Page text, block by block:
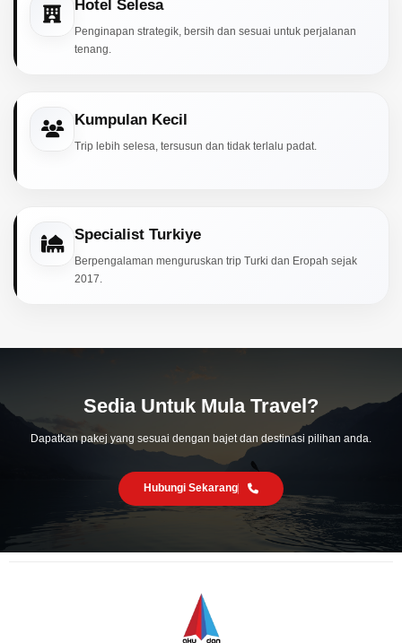
Hotel Selesa
Penginapan strategik, bersih dan sesuai untuk perjalanan
tenang.
Kumpulan Kecil
Trip lebih selesa, tersusun dan tidak terlalu padat.
Specialist Turkiye
Berpengalaman menguruskan trip Turki dan Eropah sejak
2017.
Sedia Untuk Mula Travel?
Dapatkan pakej yang sesuai dengan bajet dan destinasi pilihan anda.
Hubungi Sekarang